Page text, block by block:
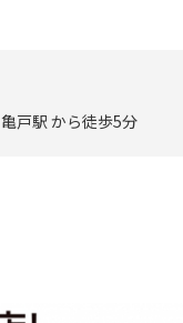
戸駅 から徒歩5分